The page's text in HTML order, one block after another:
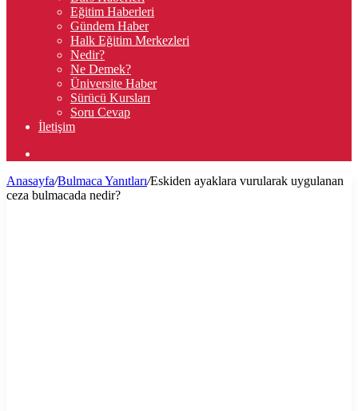
Eğitim Haberleri
Gündem Haber
Halk Eğitim Merkezleri
Nedir?
Ne Demek?
Üniversite Haber
Sürücü Kursları
Soru Cevap
İletişim
...
Anasayfa/Bulmaca Yanıtları/Eskiden ayaklara vurularak uygulanan
ceza bulmacada nedir?